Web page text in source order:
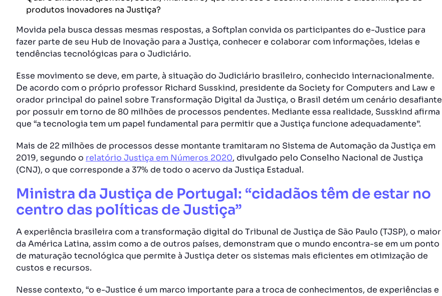
produtos inovadores na Justiça?
Movida pela busca dessas mesmas respostas, a Softplan convida os participantes do e-Justice para
fazer parte de seu Hub de Inovação para a Justiça, conhecer e colaborar com informações, ideias e
tendências tecnológicas para o Judiciário.
Esse movimento se deve, em parte, à situação do Judiciário brasileiro, conhecido internacionalmente.
De acordo com o próprio professor Richard Susskind, presidente da Society for Computers and Law e
orador principal do painel sobre Transformação Digital da Justiça, o Brasil detém um cenário desafiante
por possuir em torno de 80 milhões de processos pendentes. Mediante essa realidade, Susskind afirma
que “a tecnologia tem um papel fundamental para permitir que a Justiça funcione adequadamente”.
Mais de 22 milhões de processos desse montante tramitaram no Sistema de Automação da Justiça em
2019, segundo o relatório Justiça em Números 2020, divulgado pelo Conselho Nacional de Justiça
(CNJ), o que corresponde a 37% de todo o acervo da Justiça Estadual.
Ministra da Justiça de Portugal: “cidadãos têm de estar no
centro das políticas de Justiça”
A experiência brasileira com a transformação digital do Tribunal de Justiça de São Paulo (TJSP), o maior
da América Latina, assim como a de outros países, demonstram que o mundo encontra-se em um ponto
de maturação tecnológica que permite à Justiça deter os sistemas mais eficientes em otimização de
custos e recursos.
Nesse contexto, “o e-Justice é um marco importante para a troca de conhecimentos, de experiências e